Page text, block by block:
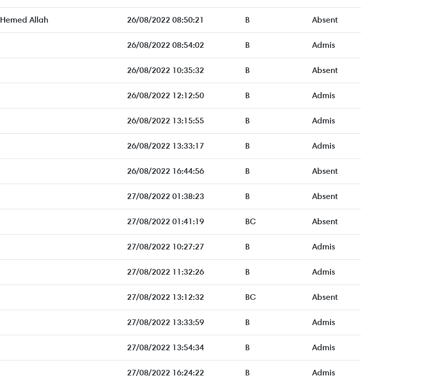
Allah 26/08/2022 08:50:21 B Absent
26/08/2022 08:54:02 B Admis
26/08/2022 10:35:32 B Absent
26/08/2022 12:12:50 B Admis
26/08/2022 13:15:55 B Admis
26/08/2022 13:33:17 B Admis
26/08/2022 16:44:56 B Absent
27/08/2022 01:38:23 B Absent
27/08/2022 01:41:19 BC Absent
27/08/2022 10:27:27 B Admis
27/08/2022 11:32:26 B Admis
27/08/2022 13:12:32 BC Absent
27/08/2022 13:33:59 B Admis
27/08/2022 13:54:34 B Admis
27/08/2022 16:24:22 B Admis